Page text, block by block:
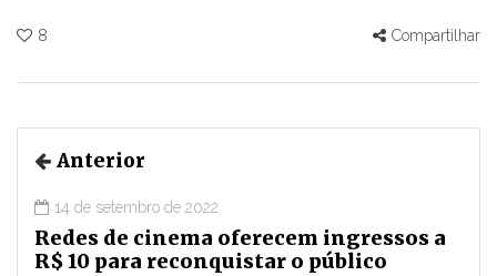
8 Compartilhar
Anterior
14 de setembro de 2022
Redes de cinema oferecem ingressos a
R$ 10 para reconquistar o público